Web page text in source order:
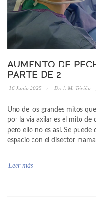
AUMENTO DE
PARTE DE 2
16 Junio 2025 Dr. J. M. Triviño
Uno de los grandes mitos
por la via axilar es el mito de
pero ello no es así. Se
espacio con el disector
Leer más